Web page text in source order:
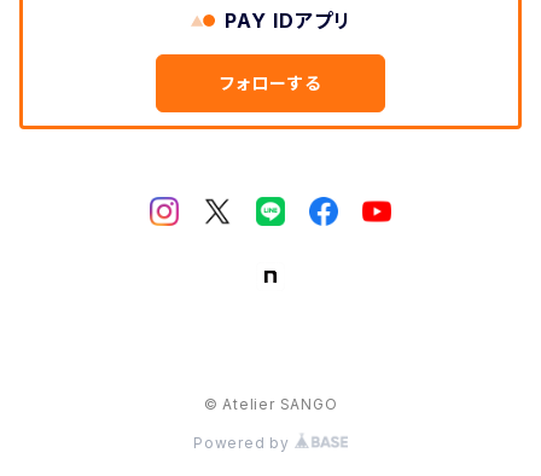
PAY IDアプリ
フォローする
© Atelier SANGO
Powered by